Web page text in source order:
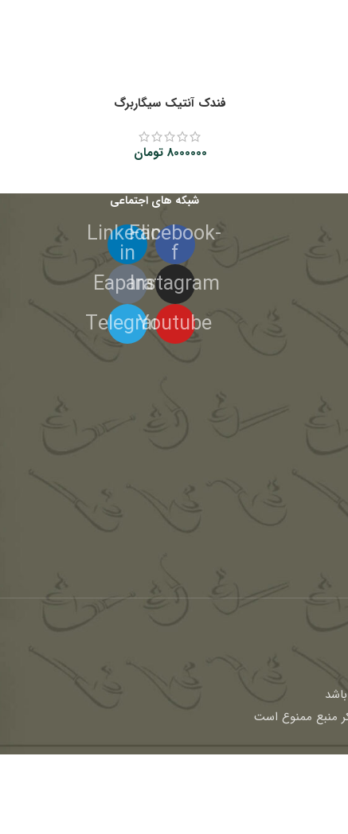
فندک آنتیک سیگاربرگ
8000000 تومان
شبکه های اجتماعی
Facebook-
f
Linkedin-
in
Instagram
Eaparat
Youtube
Telegram
منبع ممنوع است